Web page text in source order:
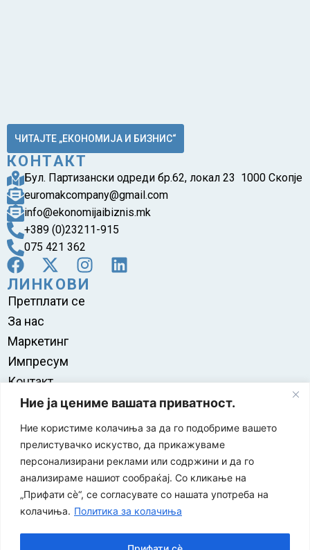
Ние ја цениме вашата приватност.
Ние користиме колачиња за да го подобриме вашето
прелистувачко искуство, да прикажуваме
персонализирани реклами или содржини и да го
анализираме нашиот сообраќај. Со кликање на
„Прифати сè“, се согласувате со нашата употреба на
колачиња. Политика за колачиња
ЧИТАЈТЕ „ЕКОНОМИЈА И БИЗНИС“
КОНТАКТ
Бул. Партизански одреди бр.62, локал 23 1000 Скопје
euromakcompany@gmail.com
info@ekonomijaibiznis.mk
+389 (0)23211-915
075 421 362
ЛИНКОВИ
Претплати се
За нас
Маркетинг
Импресум
Контакт
Правила на користење